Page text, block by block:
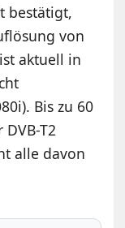
bestätigt,
von
aktuell in
Bis zu 60
T2
alle davon